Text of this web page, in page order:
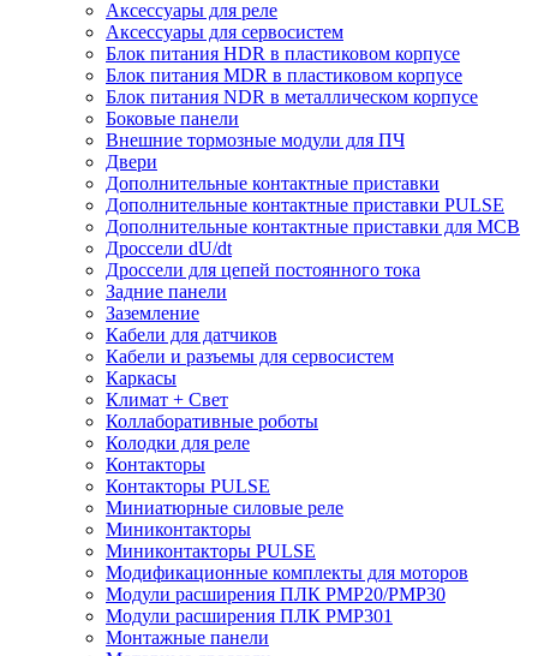
Аксессуары для реле
Аксессуары для сервосистем
Блок питания HDR в пластиковом корпусе
Блок питания MDR в пластиковом корпусе
Блок питания NDR в металлическом корпусе
Боковые панели
Внешние тормозные модули для ПЧ
Двери
Дополнительные контактные приставки
Дополнительные контактные приставки PULSE
Дополнительные контактные приставки для MCB
Дроссели dU/dt
Дроссели для цепей постоянного тока
Задние панели
Заземление
Кабели для датчиков
Кабели и разъемы для сервосистем
Каркасы
Климат + Свет
Коллаборативные роботы
Колодки для реле
Контакторы
Контакторы PULSE
Миниатюрные силовые реле
Миниконтакторы
Миниконтакторы PULSE
Модификационные комплекты для моторов
Модули расширения ПЛК PMP20/PMP30
Модули расширения ПЛК PMP301
Монтажные панели